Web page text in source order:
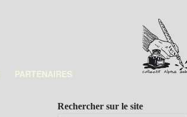
PARTENAIRES
Rechercher sur le site